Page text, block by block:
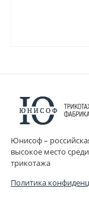
Юнисоф –
высокое место
трикотажа
Политика